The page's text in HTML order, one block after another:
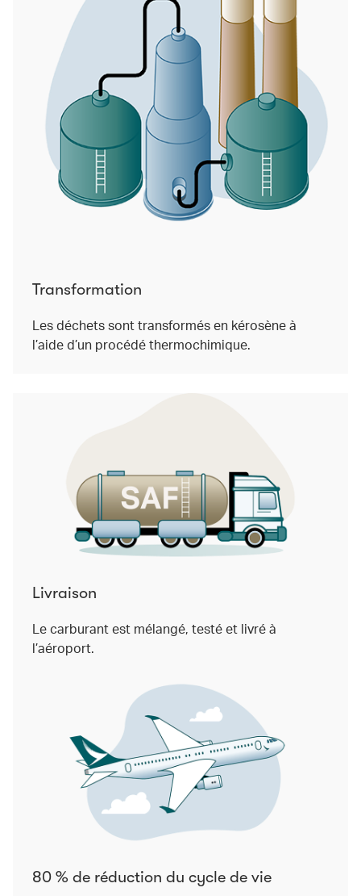
Transformation
Les déchets sont transformés en kérosène à
l’aide d’un procédé thermochimique.
Livraison
Le carburant est mélangé, testé et livré à
l’aéroport.
80 % de réduction du cycle de vie